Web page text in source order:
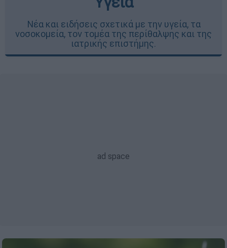
Νέα και ειδήσεις σχετικά με την υγεία, τα
νοσοκομεία, τον τομέα της περίθαλψης και της
ιατρικής επιστήμης.